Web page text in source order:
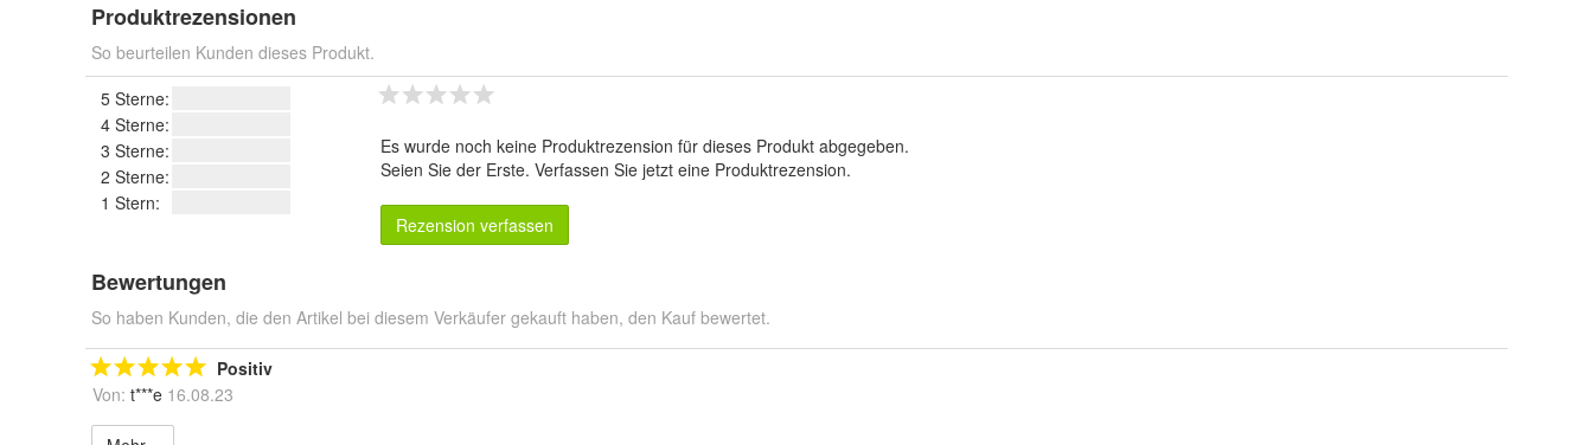
Produktrezensionen
So beurteilen Kunden dieses Produkt.
5 Sterne:
4 Sterne:
3 Sterne:
2 Sterne:
1 Stern:
Es wurde noch keine Produktrezension für dieses Produkt abgegeben.
Seien Sie der Erste. Verfassen Sie jetzt eine Produktrezension.
Rezension verfassen
Bewertungen
So haben Kunden, die den Artikel bei diesem Verkäufer gekauft haben, den Kauf bewertet.
Positiv
Von: t***e 16.08.23